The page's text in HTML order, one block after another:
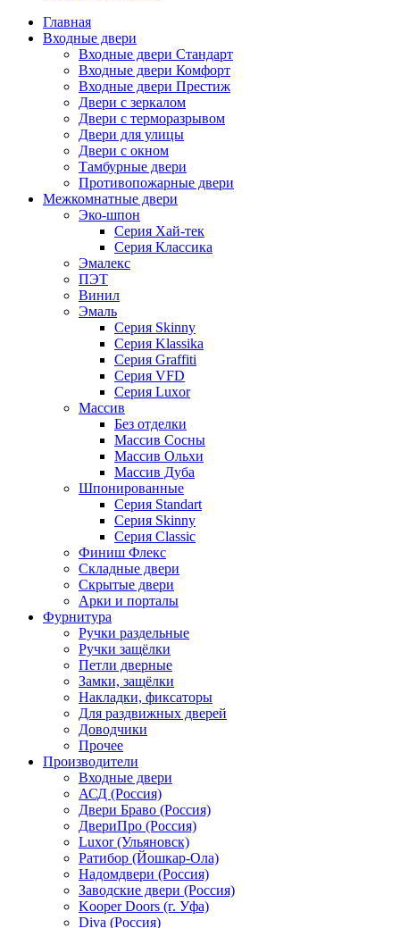
Главная
Входные двери
Входные двери Стандарт
Входные двери Комфорт
Входные двери Престиж
Двери с зеркалом
Двери с терморазрывом
Двери для улицы
Двери с окном
Тамбурные двери
Противопожарные двери
Межкомнатные двери
Эко-шпон
Серия Хай-тек
Серия Классика
Эмалекс
ПЭТ
Винил
Эмаль
Серия Skinny
Серия Klassika
Серия Graffiti
Серия VFD
Серия Luxor
Массив
Без отделки
Массив Сосны
Массив Ольхи
Массив Дуба
Шпонированные
Серия Standart
Серия Skinny
Серия Classic
Финиш Флекс
Складные двери
Скрытые двери
Арки и порталы
Фурнитура
Ручки раздельные
Ручки защёлки
Петли дверные
Замки, защёлки
Накладки, фиксаторы
Для раздвижных дверей
Доводчики
Прочее
Производители
Входные двери
АСД (Россия)
Двери Браво (Россия)
ДвериПро (Россия)
Luxor (Ульяновск)
Ратибор (Йошкар-Ола)
Надомдвери (Россия)
Заводские двери (Россия)
Kooper Doors (г. Уфа)
Diva (Россия)